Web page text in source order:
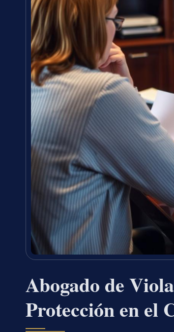
Abogado de
Protección en el